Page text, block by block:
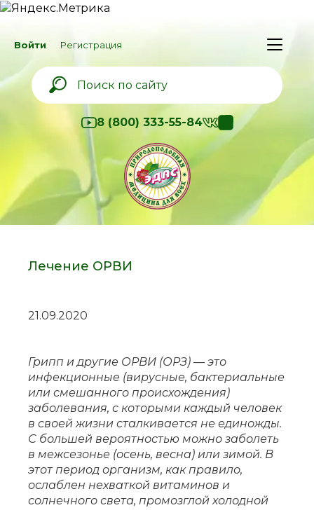
Войти Регистрация
8 (800) 333-55-84
Лечение ОРВИ
21.09.2020
Грипп и другие ОРВИ (ОРЗ) — это
инфекционные (вирусные, бактериальные
или смешанного происхождения)
заболевания, с которыми каждый человек
в своей жизни сталкивается не единожды.
С большей вероятностью можно заболеть
в межсезонье (осень, весна) или зимой. В
этот период организм, как правило,
ослаблен нехваткой витаминов и
солнечного света, промозглой холодной